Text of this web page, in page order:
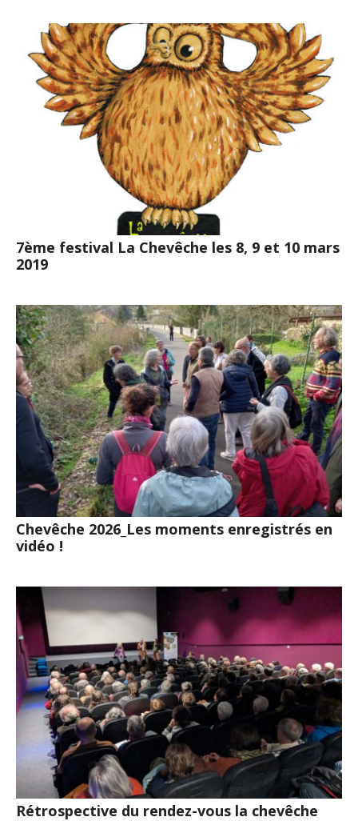
7ème festival La Chevêche les 8, 9 et 10 mars
2019
Chevêche 2026_Les moments enregistrés en
vidéo !
Rétrospective du rendez-vous la chevêche